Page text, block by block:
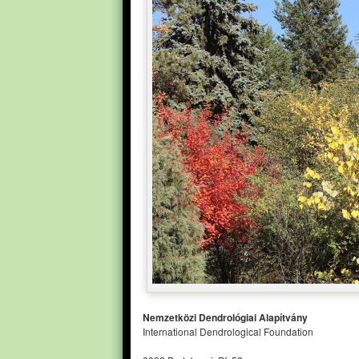
Nemzetközi Dendrológiai Alapítvány
International Dendrological Foundation